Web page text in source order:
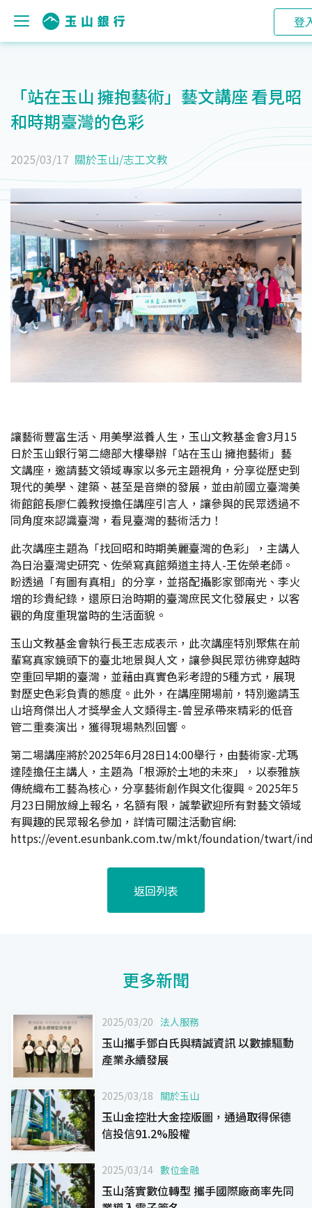
登
「站在玉山 擁抱藝術」藝文講座 看見昭
和時期臺灣的色彩
2025/03/17 關於玉山/志工文教
讓藝術豐富生活、用美學滋養人生，玉山文教基金會3月15
日於玉山銀行第二總部大樓舉辦「站在玉山 擁抱藝術」藝
文講座，邀請藝文領域專家以多元主題視角，分享從歷史到
現代的美學、建築、甚至是音樂的發展，並由前國立臺灣美
術館館長廖仁義教授擔任講座引言人，讓參與的民眾透過不
同角度來認識臺灣，看見臺灣的藝術活力！
此次講座主題為「找回昭和時期美麗臺灣的色彩」，主講人
為日治臺灣史研究、佐榮寫真館頻道主持人-王佐榮老師。
盼透過「有圖有真相」的分享，並搭配攝影家鄧南光、李火
增的珍貴紀錄，還原日治時期的臺灣庶民文化發展史，以客
觀的角度重現當時的生活面貌。
玉山文教基金會執行長王志成表示，此次講座特別聚焦在前
輩寫真家鏡頭下的臺北地景與人文，讓參與民眾彷彿穿越時
空重回早期的臺灣，並藉由真實色彩考證的5種方式，展現
對歷史色彩負責的態度。此外，在講座開場前，特別邀請玉
山培育傑出人才獎學金人文類得主-曾昱承帶來精彩的低音
管二重奏演出，獲得現場熱烈回響。
第二場講座將於2025年6月28日14:00舉行，由藝術家-尤瑪
達陸擔任主講人，主題為「根源於土地的未來」，以泰雅族
傳統織布工藝為核心，分享藝術創作與文化復興。2025年5
月23日開放線上報名，名額有限，誠摯歡迎所有對藝文領域
有興趣的民眾報名參加，詳情可關注活動官網:
https://event.esunbank.com.tw/mkt/foundation/twart/
返回列表
更多新聞
2025/03/20 法人服務
玉山攜手鄧白氏與精誠資訊 以數據驅動
產業永續發展
2025/03/18 關於玉山
玉山金控壯大金控版圖，通過取得保德
信投信91.2%股權
2025/03/14 數位金融
玉山落實數位轉型 攜手國際廠商率先同